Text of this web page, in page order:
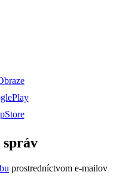
správ
prostredníctvom e-mailov